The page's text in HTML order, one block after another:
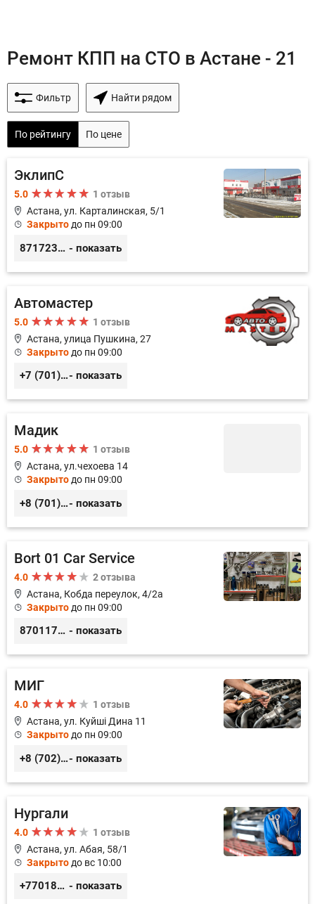
Ремонт КПП на СТО в Астане - 21
Фильтр Найти рядом
По рейтингу По цене
ЭклипС
5.0
1 отзыв
Астана, ул. Карталинская, 5/1
Закрыто до пн 09:00
87172377899 - показать
Автомастер
5.0
1 отзыв
Астана, улица Пушкина, 27
Закрыто до пн 09:00
+7 (701) 336-54-74- показать
Мадик
5.0
1 отзыв
Астана, ул.чехоева 14
Закрыто до пн 09:00
+8 (701) 126-40-74, +8 (777) 308-15-98- показать
Bort 01 Car Service
4.0
2 отзыва
Астана, Кобда переулок, 4/2а
Закрыто до пн 09:00
87011754444 - показать
МИГ
4.0
1 отзыв
Астана, ул. Кyйшi Дина 11
Закрыто до пн 09:00
+8 (702) 303-65-93, +8 (701) 749-39-24, +8 (7172) 35-38-94- показать
Нургали
4.0
1 отзыв
Астана, ул. Абая, 58/1
Закрыто до вс 10:00
+77018150536 - показать